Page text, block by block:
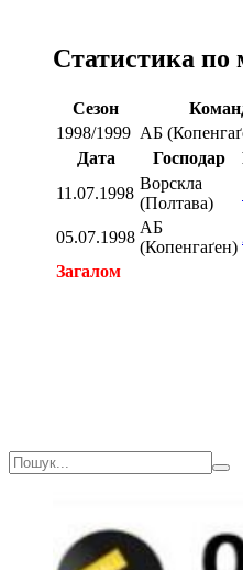
Статистика по
Сезон
1998/1999 АБ
Дата
Господар
11.07.1998
Ворскла
(Полтава)
05.07.1998
АБ
(Копенгаґен)
Загалом